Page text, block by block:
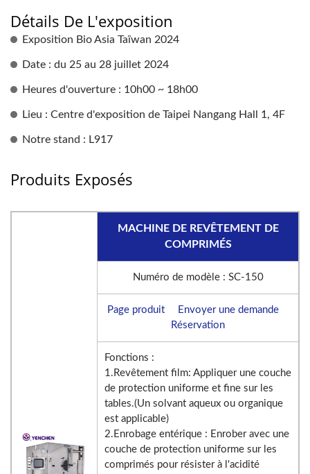
Détails De L'exposition
Exposition Bio Asia Taïwan 2024
Date : du 25 au 28 juillet 2024
Heures d'ouverture : 10h00 ~ 18h00
Lieu : Centre d'exposition de Taipei Nangang Hall 1, 4F
Notre stand : L917
Produits Exposés
MACHINE DE REVÊTEMENT DE
COMPRIMÉS
Numéro de modèle : SC-150
Page produit
Envoyer une demande
Réservation
Fonctions :
1.Revêtement film: Appliquer une couche
de protection uniforme et fine sur les
tables.(Un solvant aqueux ou organique
est applicable)
2.Enrobage entérique : Enrober avec une
couche de protection uniforme sur les
comprimés pour résister à l'acidité